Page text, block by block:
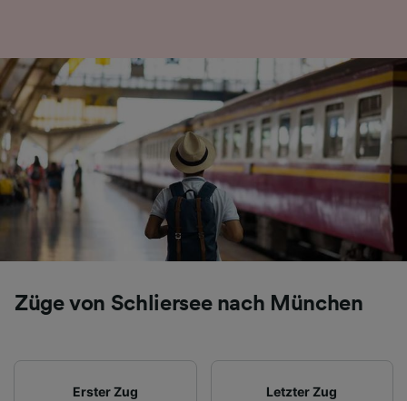
Züge von Schliersee nach München
Erster Zug
Letzter Zug
von Werbeleistung und der Performance von
Inhalten, Zielgruppenforschung sowie
Entwicklung und Verbesserung von
Angeboten.
Liste der Partner (Lieferanten)